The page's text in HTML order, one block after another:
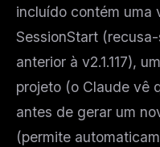
incluído contém uma
SessionStart
anterior à v2.1.117),
projeto (o Claude vê
antes de gerar um
(permite